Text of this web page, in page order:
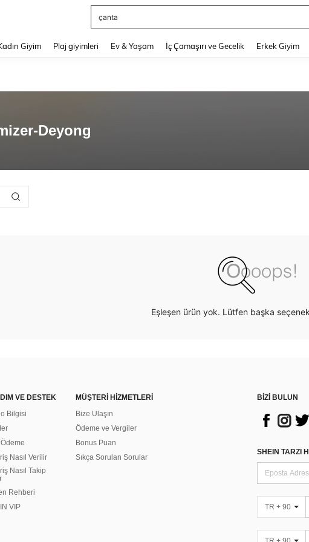
çanta
Giyim Plaj giyimleri Ev & Yaşam İç Çamaşırı ve Gecelik Erkek Giyim
Deyong
Eşleşen ürün yok. Lütfen başka
VE DESTEK
Bilgisi
Nasıl Verilir
Nasıl Takip
Rehberi
VIP
MÜŞTERİ HİZMETLERİ
Bize Ulaşın
Ödeme ve Vergiler
Bonus Puan
Sıkça Sorulan Sorular
BİZİ BULUN
SHEIN TARZI
TR + 90